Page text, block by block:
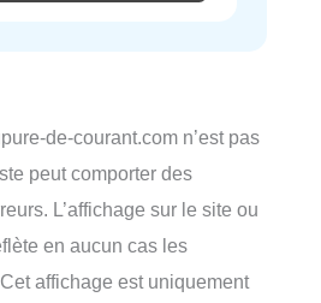
de-courant.com n’est pas
peut comporter des
L’affichage sur le site ou
en aucun cas les
affichage est uniquement